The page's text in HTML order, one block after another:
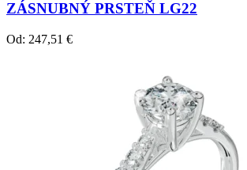
Zásnubné prstne z kolekcie Diamonds line.
ZÁSNUBNÝ PRSTEŇ LG22
Od: 247,51 €